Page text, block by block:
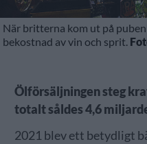
När britterna kom ut på
bekostnad av vin och sprit.
Ölförsäljningen steg
totalt såldes 4,6
2021 blev ett betydligt